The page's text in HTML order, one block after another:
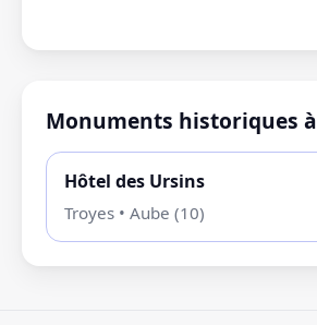
Monuments historiques
Hôtel des Ursins
Troyes • Aube (10)